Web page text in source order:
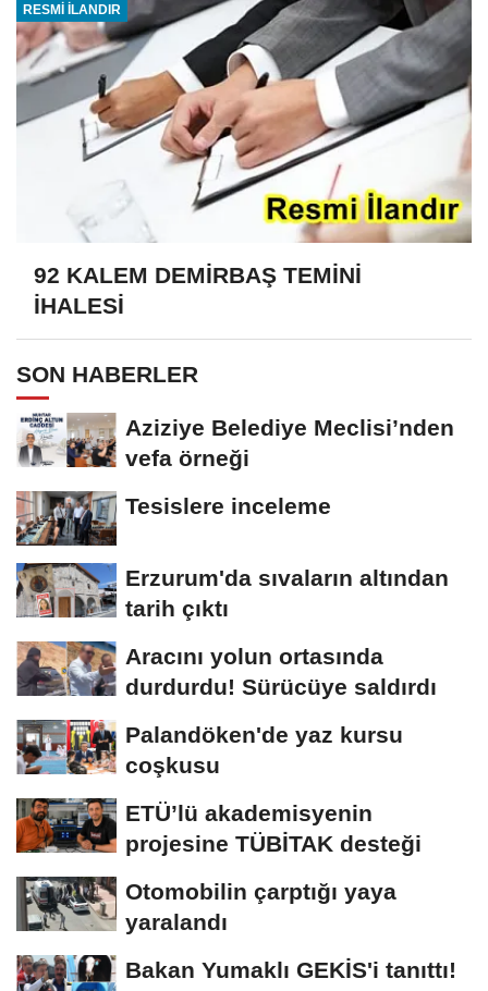
RESMİ İLANDIR
92 KALEM DEMİRBAŞ TEMİNİ
İHALESİ
SON HABERLER
Aziziye Belediye Meclisi’nden
vefa örneği
Tesislere inceleme
Erzurum'da sıvaların altından
tarih çıktı
Aracını yolun ortasında
durdurdu! Sürücüye saldırdı
Palandöken'de yaz kursu
coşkusu
ETÜ’lü akademisyenin
projesine TÜBİTAK desteği
Otomobilin çarptığı yaya
yaralandı
Bakan Yumaklı GEKİS'i tanıttı!